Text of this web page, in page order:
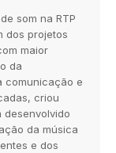
som na RTP
dos projetos
maior
da
comunicação e
criou
desenvolvido
da música
e dos